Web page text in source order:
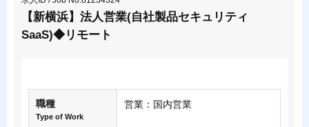
【新横浜】法人営業(自社製品セキュリティ
SaaS)◆リモート
職種
Type of Work
営業：国内営業